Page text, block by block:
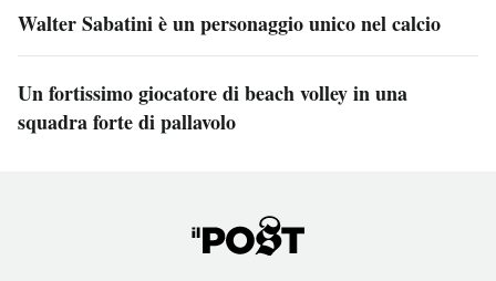
Walter Sabatini è un personaggio unico nel calcio
Un fortissimo giocatore di beach volley in una
squadra forte di pallavolo